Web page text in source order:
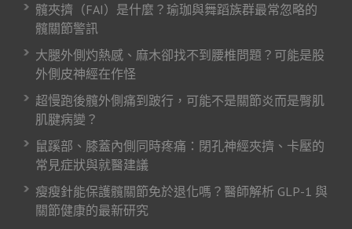
髖夾擠（FAI）是什麼？瑜珈與舞蹈族群最常忽略的
髖關節警訊
大腿外側灼熱感、麻木卻找不到腰椎問題？可能是股
外側皮神經在作怪
超慢跑後髖外側痛到跛行，可能不是關節炎而是臀肌
肌腱病變？
鼠蹊部、膝蓋內側同時疼痛：閉孔神經夾擠、卡壓的
常見症狀與就醫建議
瘦瘦針能保護髖關節免於退化嗎？醫師解析 GLP-1 與
關節健康的最新研究